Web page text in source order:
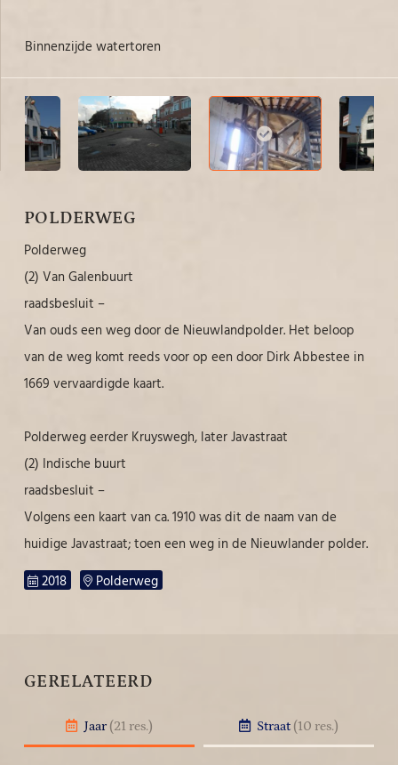
POLDERWEG
Polderweg
(2) Van Galenbuurt
raadsbesluit –
Van ouds een weg door de Nieuwlandpolder. Het beloop
van de weg komt reeds voor op een door Dirk Abbestee in
1669 vervaardigde kaart.
Polderweg eerder Kruyswegh, later Javastraat
(2) Indische buurt
raadsbesluit –
Volgens een kaart van ca. 1910 was dit de naam van de
huidige Javastraat; toen een weg in de Nieuwlander polder.
2018
Polderweg
GERELATEERD
Jaar (21 res.) Straat (10 res.)
Binnenzijde watertoren